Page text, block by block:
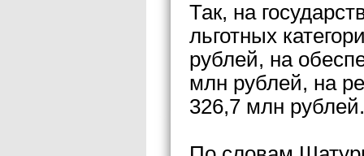
Так, на
льготных
рублей, на
млн рублей, на
326,7 млн рублей.